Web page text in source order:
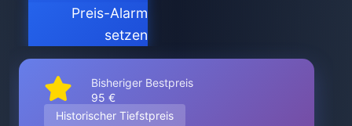
Preis-Alarm
setzen
Bisheriger Bestpreis
95 €
Historischer Tiefstpreis